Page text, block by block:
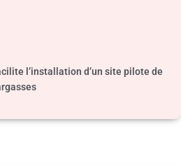
l’installation d’un site pilote de